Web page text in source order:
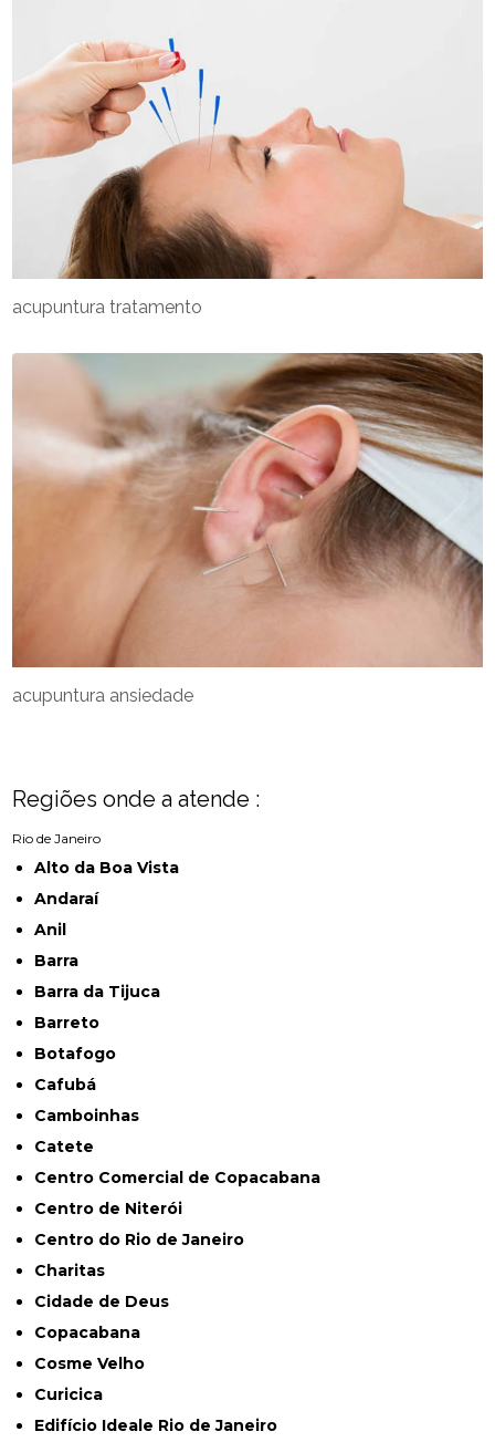
acupuntura ansiedade
acupuntura tratamento
Regiões onde a atende :
Rio de Janeiro
Alto da Boa Vista
Andaraí
Anil
Barra
Barra da Tijuca
Barreto
Botafogo
Cafubá
Camboinhas
Catete
Centro Comercial de Copacabana
Centro de Niterói
Centro do Rio de Janeiro
Charitas
Cidade de Deus
Copacabana
Cosme Velho
Curicica
Edifício Ideale Rio de Janeiro